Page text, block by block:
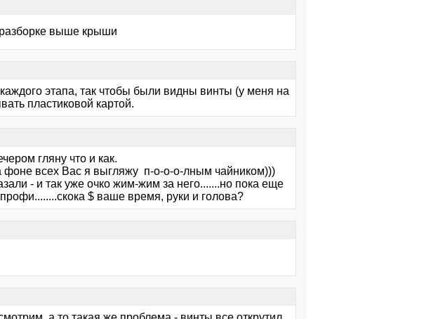
выше крыши
этапа, так чтобы были видны винты (у меня на
пластиковой картой.
гляну что и как.
фоне всех Вас я выгляжу п-о-о-о-лным чайником)))
- и так уже очко жим-жим за него.......но пока еще
профи........скока $ ваше время, руки и голова?